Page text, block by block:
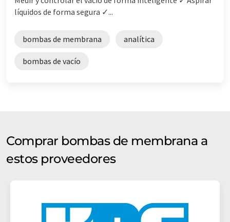
líquidos de forma segura ✓...
bombas de membrana analítica
bombas de vacío
Comprar bombas de membrana a
estos proveedores